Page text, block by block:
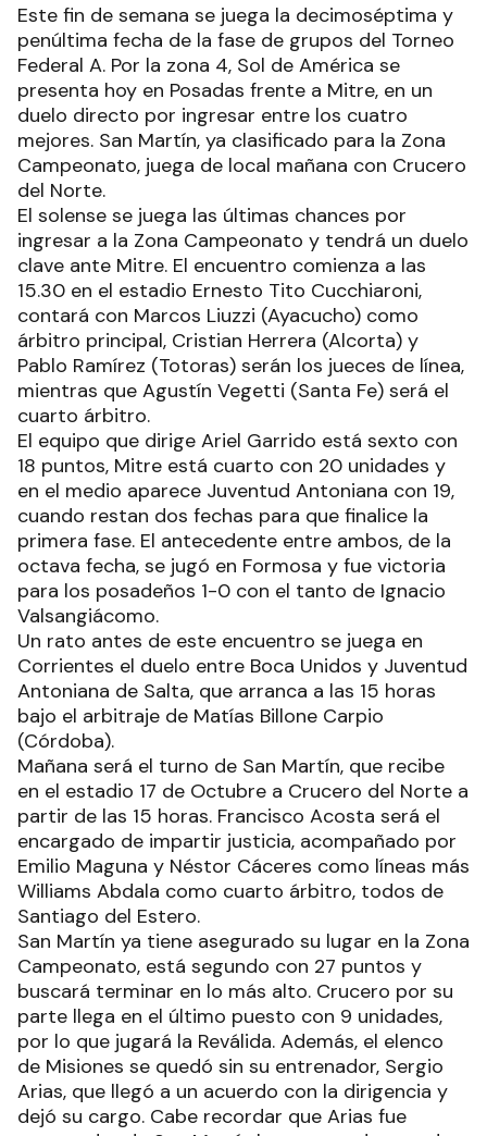
Este fin de semana se juega la decimoséptima y
penúltima fecha de la fase de grupos del Torneo
Federal A. Por la zona 4, Sol de América se
presenta hoy en Posadas frente a Mitre, en un
duelo directo por ingresar entre los cuatro
mejores. San Martín, ya clasificado para la Zona
Campeonato, juega de local mañana con Crucero
del Norte.
El solense se juega las últimas chances por
ingresar a la Zona Campeonato y tendrá un duelo
clave ante Mitre. El encuentro comienza a las
15.30 en el estadio Ernesto Tito Cucchiaroni,
contará con Marcos Liuzzi (Ayacucho) como
árbitro principal, Cristian Herrera (Alcorta) y
Pablo Ramírez (Totoras) serán los jueces de línea,
mientras que Agustín Vegetti (Santa Fe) será el
cuarto árbitro.
El equipo que dirige Ariel Garrido está sexto con
18 puntos, Mitre está cuarto con 20 unidades y
en el medio aparece Juventud Antoniana con 19,
cuando restan dos fechas para que finalice la
primera fase. El antecedente entre ambos, de la
octava fecha, se jugó en Formosa y fue victoria
para los posadeños 1-0 con el tanto de Ignacio
Valsangiácomo.
Un rato antes de este encuentro se juega en
Corrientes el duelo entre Boca Unidos y Juventud
Antoniana de Salta, que arranca a las 15 horas
bajo el arbitraje de Matías Billone Carpio
(Córdoba).
Mañana será el turno de San Martín, que recibe
en el estadio 17 de Octubre a Crucero del Norte a
partir de las 15 horas. Francisco Acosta será el
encargado de impartir justicia, acompañado por
Emilio Maguna y Néstor Cáceres como líneas más
Williams Abdala como cuarto árbitro, todos de
Santiago del Estero.
San Martín ya tiene asegurado su lugar en la Zona
Campeonato, está segundo con 27 puntos y
buscará terminar en lo más alto. Crucero por su
parte llega en el último puesto con 9 unidades,
por lo que jugará la Reválida. Además, el elenco
de Misiones se quedó sin su entrenador, Sergio
Arias, que llegó a un acuerdo con la dirigencia y
dejó su cargo. Cabe recordar que Arias fue